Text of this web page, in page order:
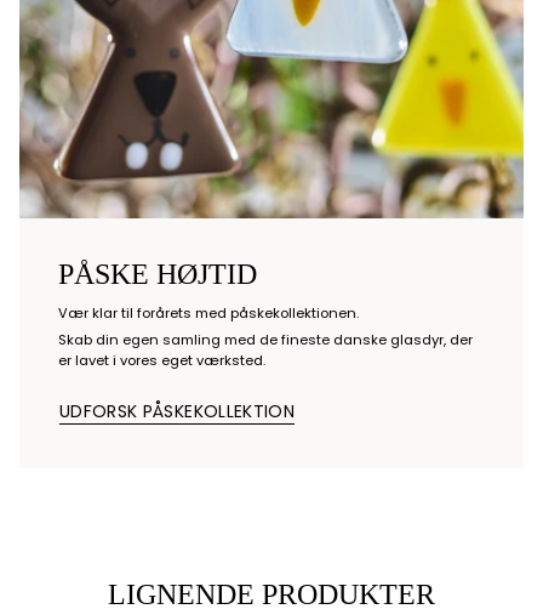
PÅSKE HØJTID
Vær klar til forårets med påskekollektionen.
Skab din egen samling med de fineste danske glasdyr, der
er lavet i vores eget værksted.
UDFORSK PÅSKEKOLLEKTION
LIGNENDE PRODUKTER